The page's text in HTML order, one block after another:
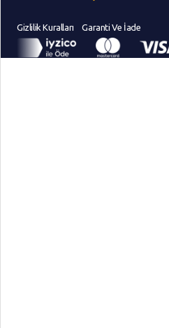
Gizlilik Kuralları Garanti Ve İade